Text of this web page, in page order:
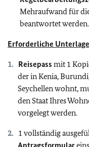
Mehraufwand für
beantwortet werden.
Erforderliche
Reisepass mit 1
der in Kenia,
Seychellen wohnt,
den Staat Ihres
vorgelegt werden.
1 vollständig